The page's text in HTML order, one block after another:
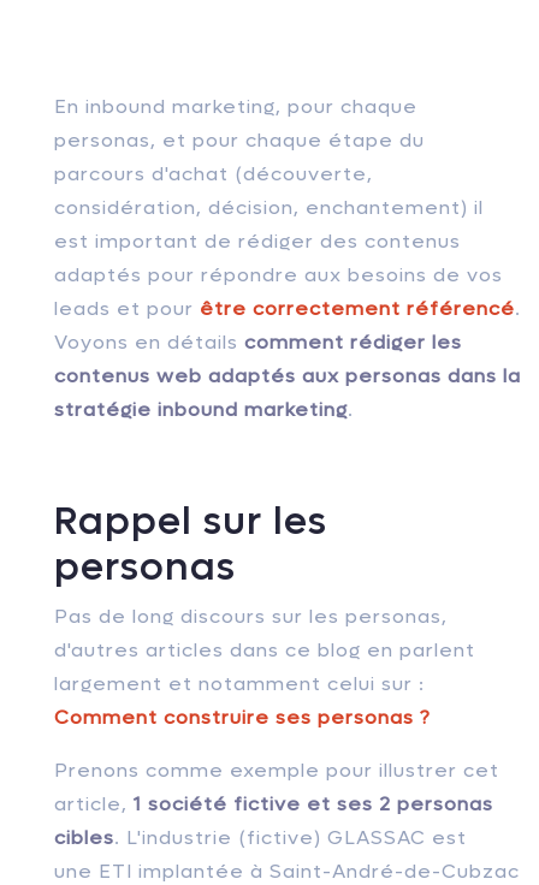
En inbound marketing, pour chaque
personas, et pour chaque étape du
parcours d'achat (découverte,
considération, décision, enchantement) il
est important de rédiger des contenus
adaptés pour répondre aux besoins de vos
leads et pour être correctement référencé.
Voyons en détails comment rédiger les
contenus web adaptés aux personas dans la
stratégie inbound marketing.
Rappel sur les
personas
Pas de long discours sur les personas,
d'autres articles dans ce blog en parlent
largement et notamment celui sur :
Comment construire ses personas ?
Prenons comme exemple pour illustrer cet
article, 1 société fictive et ses 2 personas
cibles. L'industrie (fictive) GLASSAC est
une ETI implantée à Saint-André-de-Cubzac